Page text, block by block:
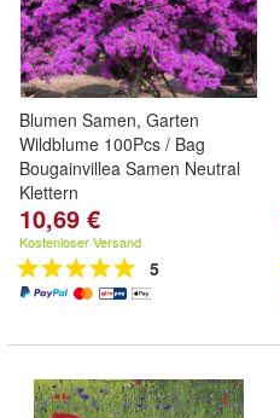
Blumen Samen, Garten
Wildblume 100Pcs / Bag
Bougainvillea Samen Neutral
Klettern
10,69 €
Kostenloser Versand
5